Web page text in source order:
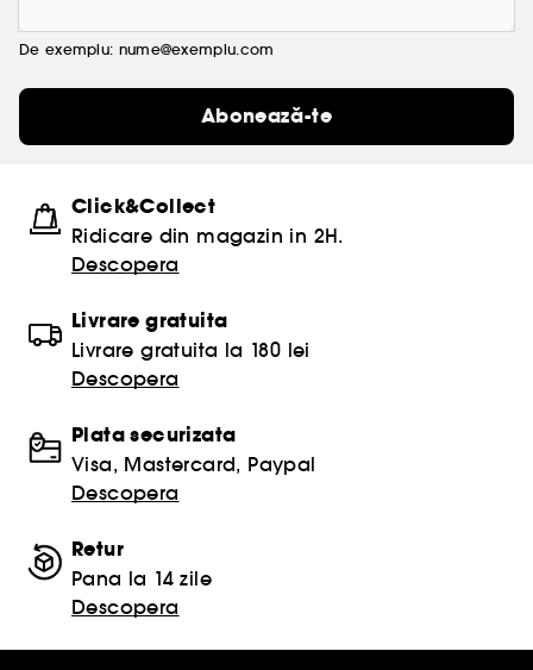
De exemplu: nume@exemplu.com
Abonează-te
Click&Collect
Ridicare din magazin in 2H.
Descopera
Livrare gratuita
Livrare gratuita la 180 lei
Descopera
Plata securizata
Visa, Mastercard, Paypal
Descopera
Retur
Pana la 14 zile
Descopera